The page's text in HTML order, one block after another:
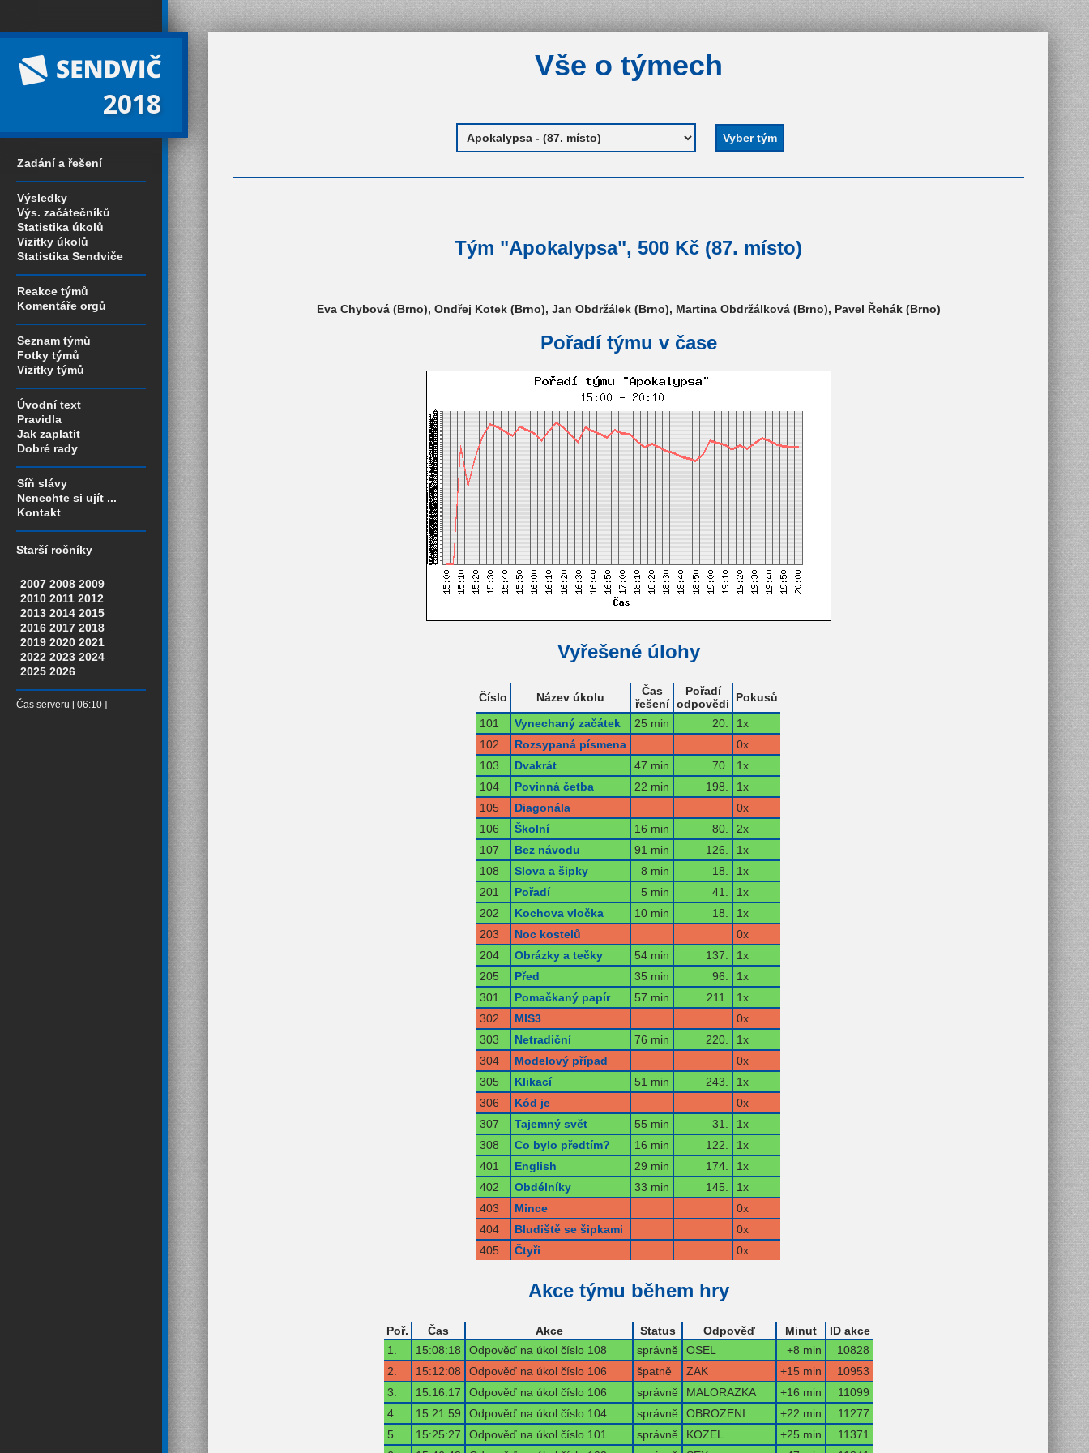
2018
Zadání a řešení
Výsledky
Výs. začátečníků
Statistika úkolů
Vizitky úkolů
Statistika Sendviče
Reakce týmů
Komentáře orgů
Seznam týmů
Fotky týmů
Vizitky týmů
Úvodní text
Pravidla
Jak zaplatit
Dobré rady
Síň slávy
Nenechte si ujít ...
Kontakt
Starší ročníky
2007 2008 2009
2010 2011 2012
2013 2014 2015
2016 2017 2018
2019 2020 2021
2022 2023 2024
2025 2026
Čas serveru [ 06:10 ]
Vše o týmech
Tým "Apokalypsa", 500 Kč (87. místo)
Eva Chybová (Brno), Ondřej Kotek (Brno), Jan Obdržálek (Brno), Martina Obdržálková (Brno), Pavel Řehák (Brno)
Pořadí týmu v čase
Vyřešené úlohy
Číslo Název úkolu
Čas
řešení
Pořadí
odpovědi
Pokusů
101
Vynechaný začátek 25 min 20.
1x
102
Rozsypaná písmena
0x
103
Dvakrát 47 min 70.
1x
104
Povinná četba 22 min 198.
1x
105
Diagonála
0x
106
Školní 16 min 80.
2x
107
Bez návodu 91 min 126.
1x
108
Slova a šipky 8 min 18.
1x
201
Pořadí 5 min 41.
1x
202
Kochova vločka 10 min 18.
1x
203
Noc kostelů
0x
204
Obrázky a tečky 54 min 137.
1x
205
Před 35 min 96.
1x
301
Pomačkaný papír 57 min 211.
1x
302
MIS3
0x
303
Netradiční 76 min 220.
1x
304
Modelový případ
0x
305
Klikací 51 min 243.
1x
306
Kód je
0x
307
Tajemný svět 55 min 31.
1x
308
Co bylo předtím? 16 min 122.
1x
401
English 29 min 174.
1x
402
Obdélníky 33 min 145.
1x
403
Mince
0x
404
Bludiště se šipkami
0x
405
Čtyři 0x
Akce týmu během hry
Poř. Čas Akce Status Odpověď Minut
ID akce
1.
15:08:18 Odpověď na úkol číslo 108 správně OSEL +8 min
10828
2.
15:12:08 Odpověď na úkol číslo 106 špatně ZAK +15 min
10953
3.
15:16:17 Odpověď na úkol číslo 106 správně MALORAZKA +16 min
11099
4.
15:21:59 Odpověď na úkol číslo 104 správně OBROZENI +22 min
11277
5.
15:25:27 Odpověď na úkol číslo 101 správně KOZEL +25 min
11371